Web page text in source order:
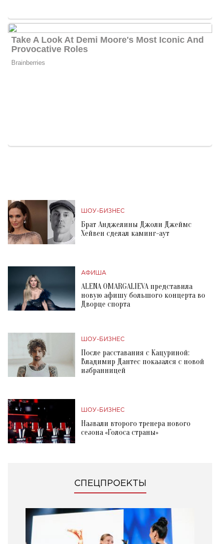
ШОУ-БИЗНЕС
Брат Анджелины Джоли Джеймс
Хейвен сделал каминг-аут
АФИША
ALENA OMARGALIEVA представила
новую афишу большого концерта во
Дворце спорта
ШОУ-БИЗНЕС
После расставания с Кацуриной:
Владимир Дантес показался с новой
избранницей
ШОУ-БИЗНЕС
Назвали второго тренера нового
сезона «Голоса страны»
СПЕЦПРОЕКТЫ